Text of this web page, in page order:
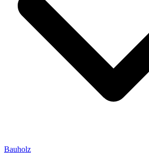
Bauholz